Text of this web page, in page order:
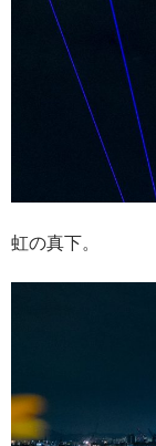
虹の真下。